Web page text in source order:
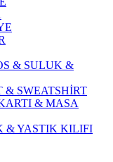
& SULUK &
& SWEATSHİRT
& MASA
& YASTIK KILIFI